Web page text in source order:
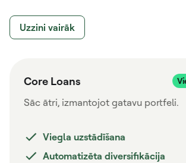
Uzzini vairāk
Core Loans
Sāc ātri, izmantojot gatavu portfeli.
Viegla uzstādīšana
Automatizēta diversifikācija